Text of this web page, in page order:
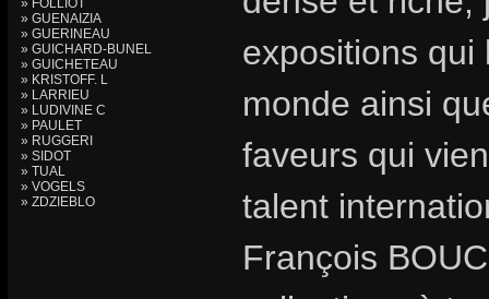
» FOLLIOT
» GUENAIZIA
» GUERINEAU
» GUICHARD-BUNEL
» GUICHETEAU
» KRISTOFF. L
» LARRIEU
» LUDIVINE C
» PAULET
» RUGGERI
» SIDOT
» TUAL
» VOGELS
» ZDZIEBLO
expositions
monde ainsi
faveurs qui
talent
François